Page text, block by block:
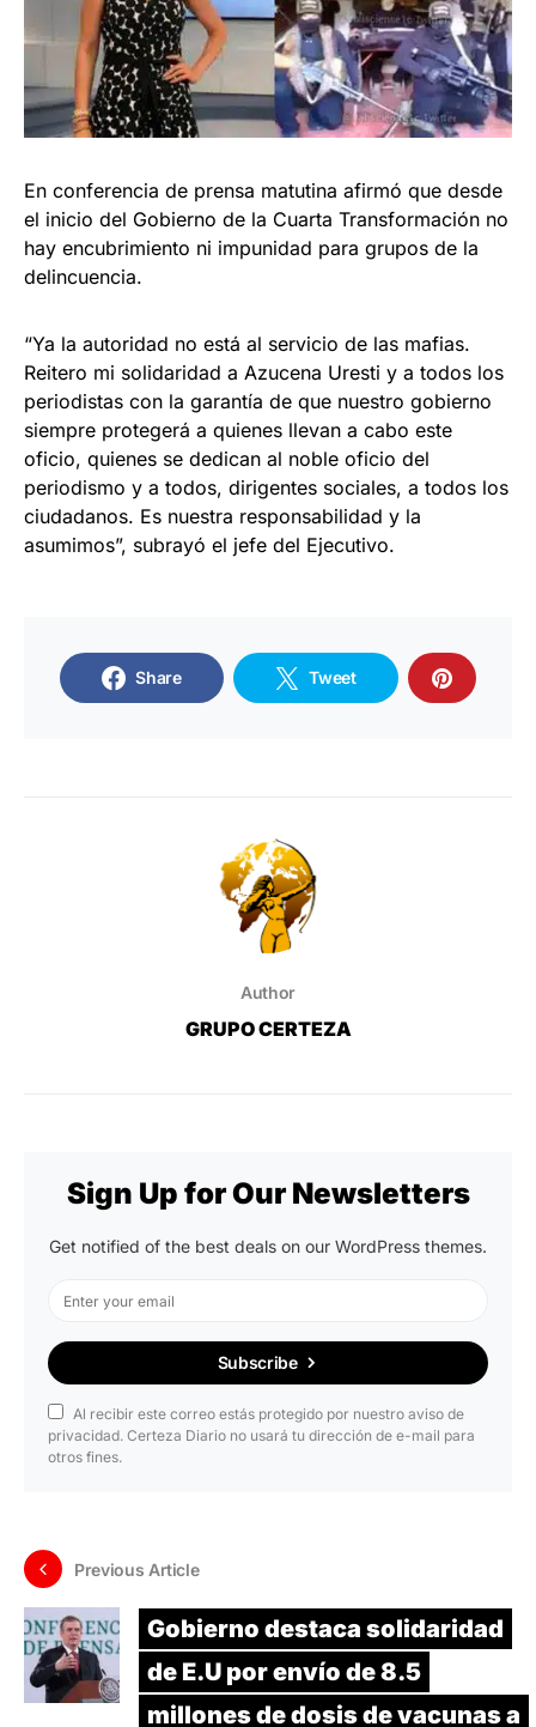
En conferencia de prensa matutina afirmó que desde
el inicio del Gobierno de la Cuarta Transformación no
hay encubrimiento ni impunidad para grupos de la
delincuencia.
“Ya la autoridad no está al servicio de las mafias.
Reitero mi solidaridad a Azucena Uresti y a todos los
periodistas con la garantía de que nuestro gobierno
siempre protegerá a quienes llevan a cabo este
oficio, quienes se dedican al noble oficio del
periodismo y a todos, dirigentes sociales, a todos los
ciudadanos. Es nuestra responsabilidad y la
asumimos”, subrayó el jefe del Ejecutivo.
Share Tweet
Author
GRUPO CERTEZA
Sign Up for Our Newsletters
Get notified of the best deals on our WordPress themes.
Subscribe
Al recibir este correo estás protegido por nuestro aviso de
privacidad. Certeza Diario no usará tu dirección de e-mail para
otros fines.
Previous Article
Gobierno destaca solidaridad
de E.U por envío de 8.5
millones de dosis de vacunas a